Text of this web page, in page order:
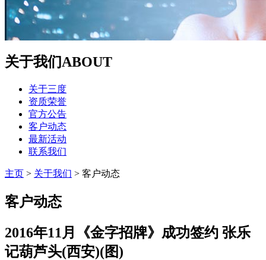
关于我们ABOUT
关于三度
资质荣誉
官方公告
客户动态
最新活动
联系我们
主页 > 关于我们 > 客户动态
客户动态
2016年11月《金字招牌》成功签约 张乐
记葫芦头(西安)(图)